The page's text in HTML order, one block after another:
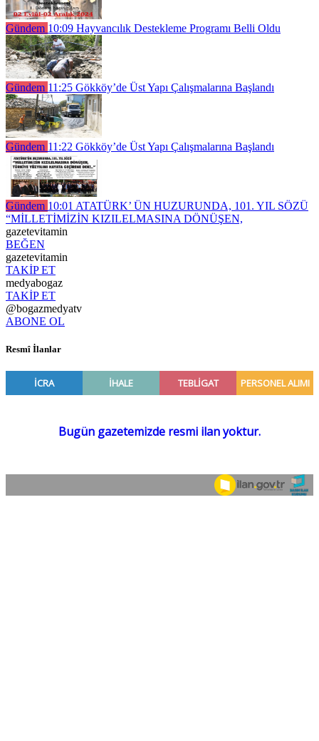
Gündem 10:09 Hayvancılık Destekleme Programı Belli Oldu
Gündem 11:25 Gökköy’de Üst Yapı Çalışmalarına Başlandı
Gündem 11:22 Gökköy’de Üst Yapı Çalışmalarına Başlandı
Gündem 10:01 ATATÜRK’ ÜN HUZURUNDA, 101. YIL SÖZÜ
“MİLLETİMİZİN KIZILELMASINA DÖNÜŞEN,
gazetevitamin
BEĞEN
gazetevitamin
TAKİP ET
medyabogaz
TAKİP ET
@bogazmedyatv
ABONE OL
Resmî İlanlar